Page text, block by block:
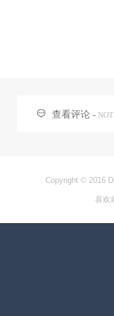
 查看评论 -
Copyright © 2016
喜欢